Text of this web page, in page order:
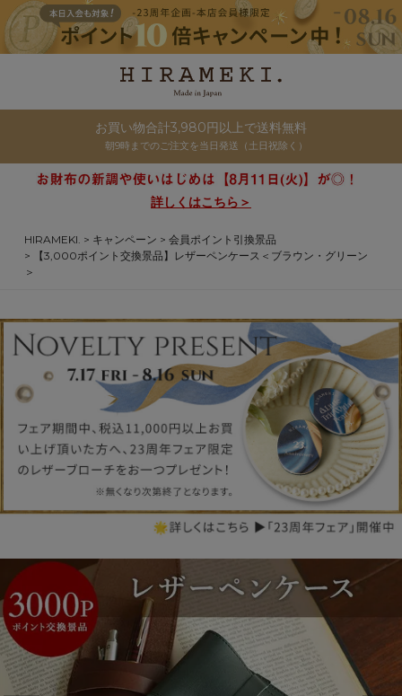
お買い物合計3,980円以上で送料無料
朝9時までのご注文を当日発送（土日祝除く）
詳しくはこちら＞
HIRAMEKI. キャンペーン
会員ポイント引換景品
【3,000ポイント交換景品】レザーペンケース＜ブラウン・グリーン
＞